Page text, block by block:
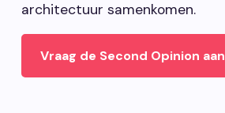
architectuur samenkomen.
Vraag de Second Opinion aan